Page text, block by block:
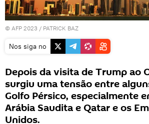
© AFP 2023 / PATRICK BAZ
Nos siga no
Depois da visita de Trump ao
surgiu uma tensão entre
Golfo Pérsico, especialmente
Arábia Saudita e Qatar e os
Unidos.